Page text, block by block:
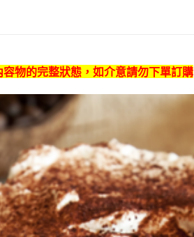
物的完整狀態，如介意請勿下單訂購